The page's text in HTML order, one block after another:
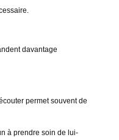
davantage
permet souvent de
à prendre soin de lui-